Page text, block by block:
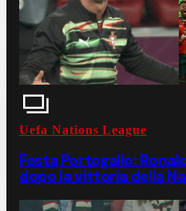
Uefa Nations League
Festa Portogallo:
dopo la vittoria della